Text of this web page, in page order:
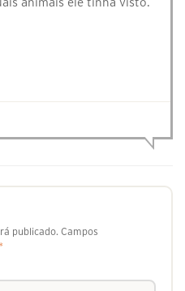
publicado. Campos
*